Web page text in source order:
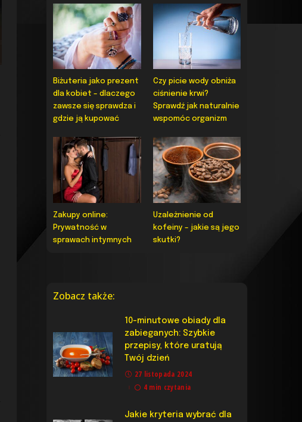
Biżuteria jako prezent
dla kobiet – dlaczego
zawsze się sprawdza i
gdzie ją kupować
Czy picie wody obniża
ciśnienie krwi?
Sprawdź jak naturalnie
wspomóc organizm
Zakupy online:
Prywatność w
sprawach intymnych
Uzależnienie od
kofeiny – jakie są jego
skutki?
Zobacz także:
10-minutowe obiady dla
zabieganych: Szybkie
przepisy, które uratują
Twój dzień
27 listopada 2024
4 min czytania
Jakie kryteria wybrać dla